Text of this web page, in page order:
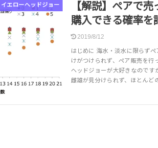
イエローヘッドジョー
【解説】ペアで
購入できる確率を
2019/8/12
はじめに 海水・淡水に限らず
けがつけられず、ペア販売を行
ヘッドジョーが大好きなので
雌雄が見分けられず、ほとんど